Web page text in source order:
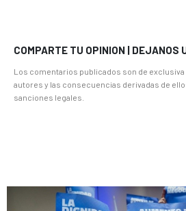
COMPARTE TU OPINION | DEJANOS
Los comentarios publicados son de
autores y las consecuencias derivadas de
sanciones legales.